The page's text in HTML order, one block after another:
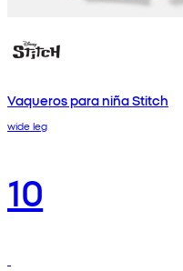
Vaqueros para niña Stitch
wide leg
10